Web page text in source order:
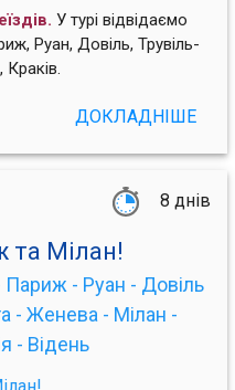
У турі відвідаємо
Руан, Довіль, Трувіль-
ДОКЛАДНІШЕ
8 днів
та Мілан!
Париж - Руан - Довіль
- Женева - Мілан -
- Відень